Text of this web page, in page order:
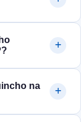
na